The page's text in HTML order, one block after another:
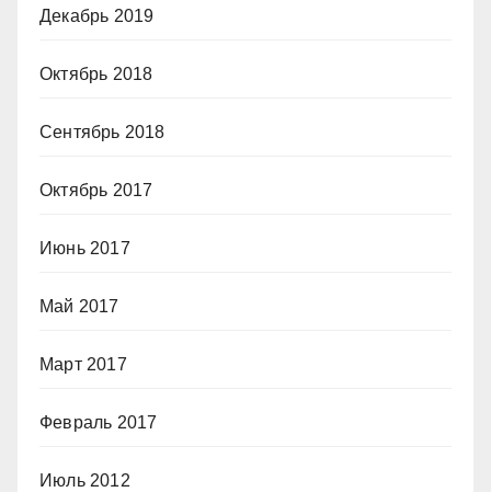
Декабрь 2019
Октябрь 2018
Сентябрь 2018
Октябрь 2017
Июнь 2017
Май 2017
Март 2017
Февраль 2017
Июль 2012